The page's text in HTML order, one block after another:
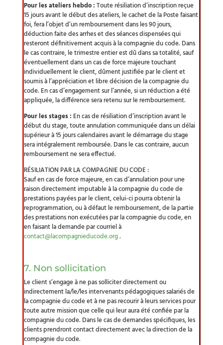
Pour les ateliers hebdo :Toute résiliation d’inscription reçue
15 jours avant le début des ateliers, le cachet de la Poste faisant
foi, fera l’objet d’un remboursement dans les 90 jours,
déduction faite des arrhes et des séances dispensées qui
resteront définitivement acquis à la compagnie du code. Dans
le cas contraire, le trimestre entier est dû dans sa totalité, sauf
éventuellement dans un cas de force majeure touchant
individuellement le client, dûment justifiée par le client et
soumis à l’appréciation et libre décision de la compagnie du
code. En cas d’engagement sur l’année, si un réduction a été
appliquée, la différence sera retenu sur le remboursement.
Pour les stages : En cas de résiliation d’inscription avant le
début du stage, toute annulation communiquée dans un délai
supérieur à 15 jours calendaires avant le démarrage du stage
sera intégralement remboursée. Dans le cas contraire, aucun
remboursement ne sera effectué.
RÉSILIATION PAR LA COMPAGNIE DU CODE :
Sauf en cas de force majeure, en cas d’annulation pour une
raison directement imputable à la compagnie du code de
prestations payées par le client, celui-ci pourra obtenir la
reprogrammation, ou à défaut le remboursement, de la partie
des prestations non exécutées par la compagnie du code, en
en faisant la demande par courriel à
contact@lacompagnieducode.org.
7. Non sollicitation
Le client s’engage à ne pas solliciter directement ou
indirectement la/le/les intervenants pédagogiques salariés de
la compagnie du code et à ne pas recourir à leurs services pour
toute autre mission que celle qui leur aura été confiée par la
compagnie du code. Dans le cas de demandes spécifiques, les
clients prendront contact directement avec la direction de la
compagnie du code.